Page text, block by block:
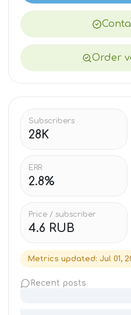
Order
Subscribers
28K
ERR
2.8%
Price / subscriber
4.6 RUB
Metrics updated: Jul 01,
Recent posts